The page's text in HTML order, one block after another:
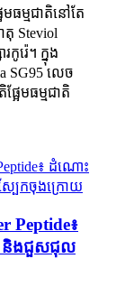
ធម្មជាតិនៅតែ
តុ Steviol
កូរ៉េ។ ក្នុង
SG95 លេច
អែមធម្មជាតិ
Peptide៖
និងជួសជុល